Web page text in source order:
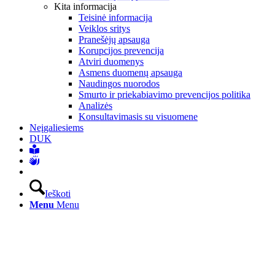
Kita informacija
Teisinė informacija
Veiklos sritys
Pranešėjų apsauga
Korupcijos prevencija
Atviri duomenys
Asmens duomenų apsauga
Naudingos nuorodos
Smurto ir priekabiavimo prevencijos politika
Analizės
Konsultavimasis su visuomene
Neįgaliesiems
DUK
Ieškoti
Menu Menu